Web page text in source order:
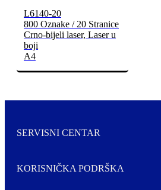
L6140-20
800 Oznake / 20 Stranice
Crno-bijeli laser, Laser u
boji
A4
SERVISNI CENTAR
KORISNIČKA PODRŠKA